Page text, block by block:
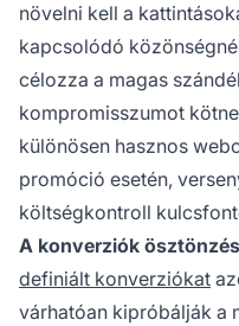
növelni kell a
kapcsolódó
célozza a magas
kompromisszumot
különösen hasznos
promóció esetén,
költségkontroll
A konverziók
definiált konverziókat
várhatóan kipróbálják a